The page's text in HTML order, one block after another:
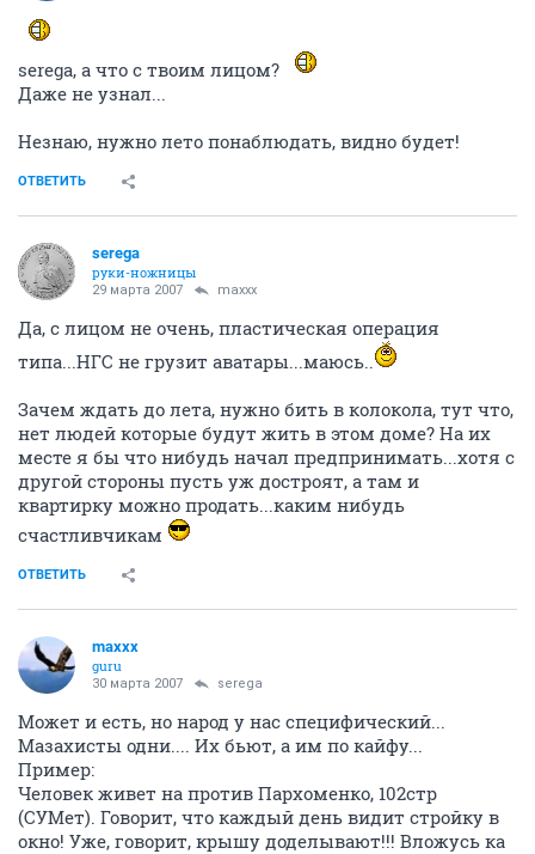
serega, а что с твоим лицом?
Даже не узнал...
Незнаю, нужно лето понаблюдать, видно будет!
ОТВЕТИТЬ
serega
руки-ножницы
29 марта 2007 maxxx
Да, с лицом не очень, пластическая операция
типа...НГС не грузит аватары...маюсь..
Зачем ждать до лета, нужно бить в колокола, тут что,
нет людей которые будут жить в этом доме? На их
месте я бы что нибудь начал предпринимать...хотя с
другой стороны пусть уж достроят, а там и
квартирку можно продать...каким нибудь
счастливчикам
ОТВЕТИТЬ
maxxx
guru
30 марта 2007 serega
Может и есть, но народ у нас специфический...
Мазахисты одни.... Их бьют, а им по кайфу...
Пример:
Человек живет на против Пархоменко, 102стр
(СУМет). Говорит, что каждый день видит стройку в
окно! Уже, говорит, крышу доделывают!!! Вложусь ка